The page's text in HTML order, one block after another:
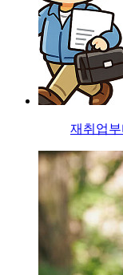
재취업